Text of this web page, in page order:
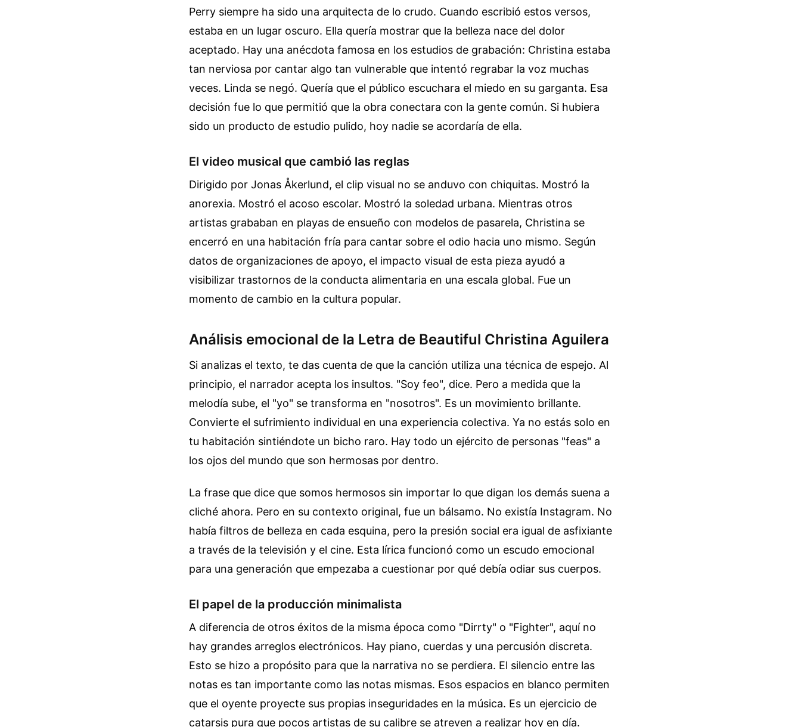
Perry siempre ha sido una arquitecta de lo crudo. Cuando escribió estos versos,
estaba en un lugar oscuro. Ella quería mostrar que la belleza nace del dolor
aceptado. Hay una anécdota famosa en los estudios de grabación: Christina estaba
tan nerviosa por cantar algo tan vulnerable que intentó regrabar la voz muchas
veces. Linda se negó. Quería que el público escuchara el miedo en su garganta. Esa
decisión fue lo que permitió que la obra conectara con la gente común. Si hubiera
sido un producto de estudio pulido, hoy nadie se acordaría de ella.
El video musical que cambió las reglas
Dirigido por Jonas Åkerlund, el clip visual no se anduvo con chiquitas. Mostró la
anorexia. Mostró el acoso escolar. Mostró la soledad urbana. Mientras otros
artistas grababan en playas de ensueño con modelos de pasarela, Christina se
encerró en una habitación fría para cantar sobre el odio hacia uno mismo. Según
datos de organizaciones de apoyo, el impacto visual de esta pieza ayudó a
visibilizar trastornos de la conducta alimentaria en una escala global. Fue un
momento de cambio en la cultura popular.
Análisis emocional de la Letra de Beautiful Christina Aguilera
Si analizas el texto, te das cuenta de que la canción utiliza una técnica de espejo. Al
principio, el narrador acepta los insultos. "Soy feo", dice. Pero a medida que la
melodía sube, el "yo" se transforma en "nosotros". Es un movimiento brillante.
Convierte el sufrimiento individual en una experiencia colectiva. Ya no estás solo en
tu habitación sintiéndote un bicho raro. Hay todo un ejército de personas "feas" a
los ojos del mundo que son hermosas por dentro.
La frase que dice que somos hermosos sin importar lo que digan los demás suena a
cliché ahora. Pero en su contexto original, fue un bálsamo. No existía Instagram. No
había filtros de belleza en cada esquina, pero la presión social era igual de asfixiante
a través de la televisión y el cine. Esta lírica funcionó como un escudo emocional
para una generación que empezaba a cuestionar por qué debía odiar sus cuerpos.
El papel de la producción minimalista
A diferencia de otros éxitos de la misma época como "Dirrty" o "Fighter", aquí no
hay grandes arreglos electrónicos. Hay piano, cuerdas y una percusión discreta.
Esto se hizo a propósito para que la narrativa no se perdiera. El silencio entre las
notas es tan importante como las notas mismas. Esos espacios en blanco permiten
que el oyente proyecte sus propias inseguridades en la música. Es un ejercicio de
catarsis pura que pocos artistas de su calibre se atreven a realizar hoy en día.